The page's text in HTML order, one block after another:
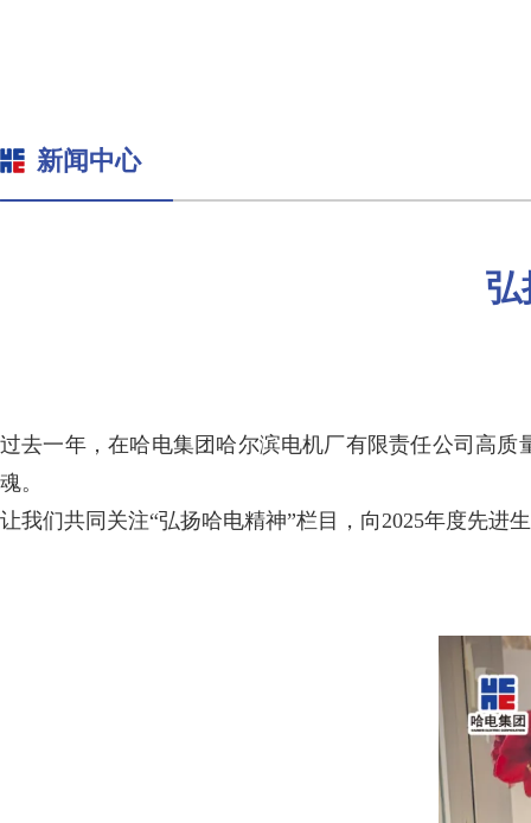
新闻中心
弘
过去一年，在哈电集团哈尔滨电机厂有限责任公司高
魂。
让我们共同关注“弘扬哈电精神”栏目，向2025年度先